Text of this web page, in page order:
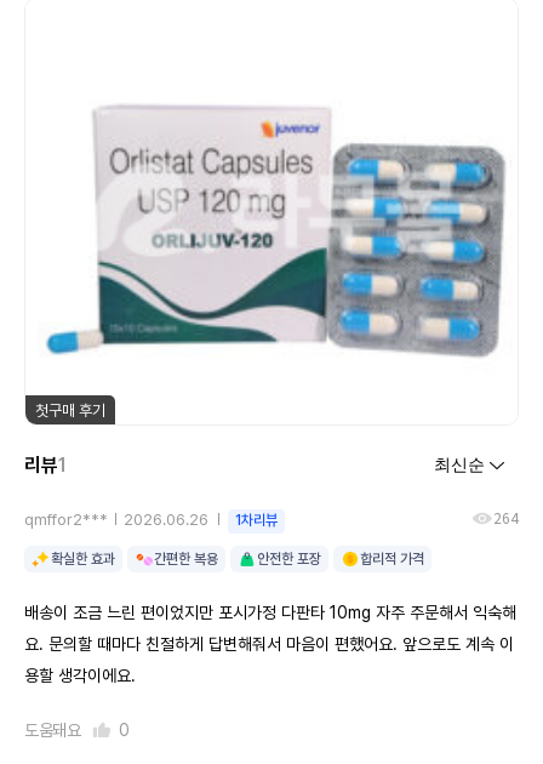
첫구매 후기
리뷰1
qmffor2*** 2026.06.26 1차리뷰 264
확실한 효과 간편한 복용 안전한 포장 합리적 가격
배송이 조금 느린 편이었지만 포시가정 다판타 10mg 자주 주문해서 익숙해
요. 문의할 때마다 친절하게 답변해줘서 마음이 편했어요. 앞으로도 계속 이
용할 생각이에요.
도움돼요 0